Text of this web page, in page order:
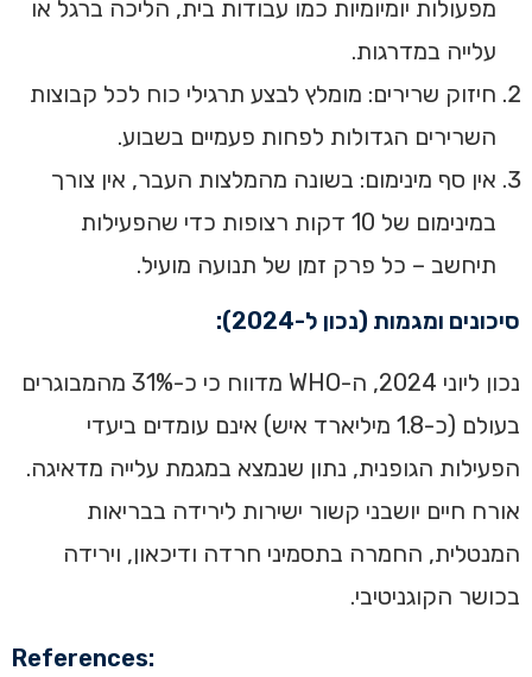
מפעולות יומיומיות כמו עבודות בית, הליכה ברגל או
עלייה במדרגות.
חיזוק שרירים: מומלץ לבצע תרגילי כוח לכל קבוצות
השרירים הגדולות לפחות פעמיים בשבוע.
אין סף מינימום: בשונה מהמלצות העבר, אין צורך
במינימום של 10 דקות רצופות כדי שהפעילות
תיחשב – כל פרק זמן של תנועה מועיל.
סיכונים ומגמות (נכון ל-2024):
נכון ליוני 2024, ה-WHO מדווח כי כ-31% מהמבוגרים
בעולם (כ-1.8 מיליארד איש) אינם עומדים ביעדי
הפעילות הגופנית, נתון שנמצא במגמת עלייה מדאיגה.
אורח חיים יושבני קשור ישירות לירידה בבריאות
המנטלית, החמרה בתסמיני חרדה ודיכאון, וירידה
בכושר הקוגניטיבי.
References: